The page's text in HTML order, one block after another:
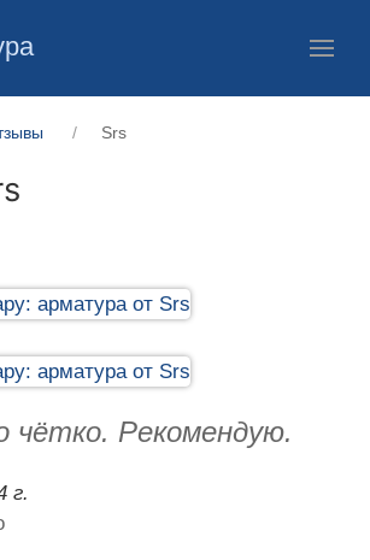
Srs
чётко. Рекомендую.
г.